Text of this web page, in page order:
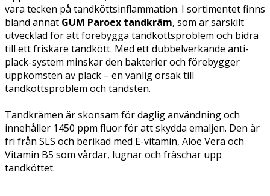
vara tecken på tandköttsinflammation. I sortimentet finns
bland annat GUM Paroex tandkräm, som är särskilt
utvecklad för att förebygga tandköttsproblem och bidra
till ett friskare tandkött. Med ett dubbelverkande anti-
plack-system minskar den bakterier och förebygger
uppkomsten av plack – en vanlig orsak till
tandköttsproblem och tandsten.
Tandkrämen är skonsam för daglig användning och
innehåller 1450 ppm fluor för att skydda emaljen. Den är
fri från SLS och berikad med E-vitamin, Aloe Vera och
Vitamin B5 som vårdar, lugnar och fräschar upp
tandköttet.